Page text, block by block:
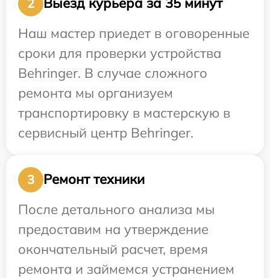
2
Наш мастер приедет в оговоренные
сроки для проверки устройства
Behringer. В случае сложного
ремонта мы организуем
транспортировку в мастерскую в
сервисный центр Behringer.
3
Ремонт техники
После детального анализа мы
предоставим на утверждение
окончательный расчет, время
ремонта и займемся устранением